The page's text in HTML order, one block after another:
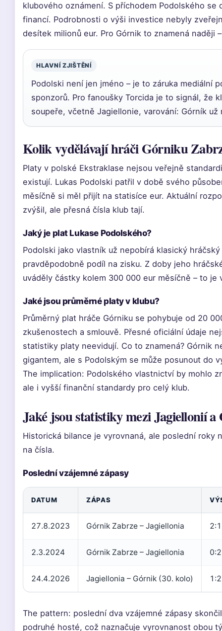
klubového oznámení. S příchodem Podolského se
financí. Podrobnosti o výši investice nebyly
desítek milionů eur. Pro Górnik to znamená naději
HLAVNÍ ZJIŠTĚNÍ
Podolski není jen jméno – je to záruka mediální
sponzorů. Pro fanoušky Torcida je to signál, že
soupeře, včetně Jagiellonie, varování: Górník
Kolik vydělávají hráči Górniku
Platy v polské Ekstraklase nejsou veřejně
existují. Lukas Podolski patřil v době svého
měsíčně si měl přijít na statisíce eur. Aktuální
zvýšil, ale přesná čísla klub tají.
Jaký je plat Lukase Podolského?
Podolski jako vlastník už nepobírá klasický
pravděpodobně podíl na zisku. Z doby jeho
uváděly částky kolem 300 000 eur měsíčně – to
Jaké jsou průměrné platy v klubu?
Průměrný plat hráče Górniku se pohybuje od 20
zkušenostech a smlouvě. Přesné oficiální údaje
statistiky platy neevidují. Co to znamená? Górnik
gigantem, ale s Podolským se může posunout do
The implication: Podolského vlastnictví by mohlo
ale i vyšší finanční standardy pro celý klub.
Jaké jsou statistiky mezi Jagiellonií
Historická bilance je vyrovnaná, ale poslední roky
na čísla.
Poslední vzájemné zápasy
DATUM ZÁPAS
27.8.2023 Górnik Zabrze – Jagiellonia 2:1
2.3.2024 Górnik Zabrze – Jagiellonia 0:2
24.4.2026 Jagiellonia – Górnik (30. kolo) 1:2
The pattern: poslední dva vzájemné zápasy
podruhé hosté, což naznačuje vyrovnanost obou